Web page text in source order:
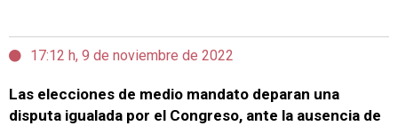
17:12 h, 9 de noviembre de 2022
Las elecciones de medio mandato deparan una
disputa igualada por el Congreso, ante la ausencia de